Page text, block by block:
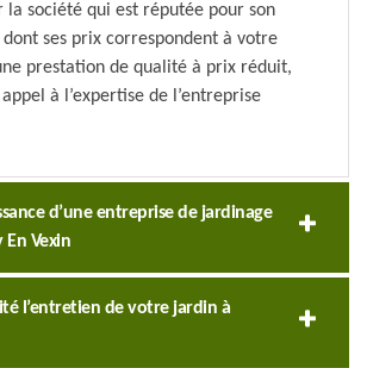
la société qui est réputée pour son
ses prix correspondent à votre
prestation de qualité à prix réduit,
à l’expertise de l’entreprise
d’une entreprise de jardinage
Vexin
l’entretien de votre jardin à